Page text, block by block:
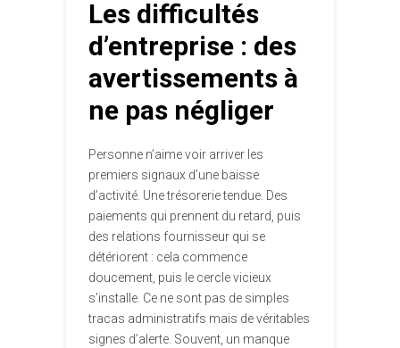
Les difficultés
d’entreprise : des
avertissements à
ne pas négliger
Personne n’aime voir arriver les
premiers signaux d’une baisse
d’activité. Une trésorerie tendue. Des
paiements qui prennent du retard, puis
des relations fournisseur qui se
détériorent : cela commence
doucement, puis le cercle vicieux
s’installe. Ce ne sont pas de simples
tracas administratifs mais de véritables
signes d’alerte. Souvent, un manque